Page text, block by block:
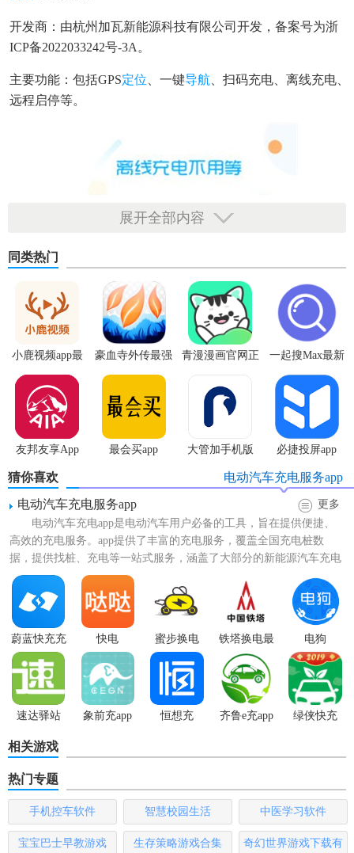
开发商：由杭州加瓦新能源科技有限公司开发，备案号为浙
ICP备2022033242号-3A。
主要功能：包括GPS定位 、一键导航 、扫码充电、离线充电、
远程启停等。
【恒想充软件技巧】
1. 精准定位：开启GPS定位功能，恒想充能准确显示附近的充
电站点及其实时状态，帮助用户快速找到可用的
充电桩。
2. 一键导航：选择目标充电站点后，使用一键导航功能，可
快速规划最佳路线，减少
寻找充电站的时间。
3. 多种支付方式：支持公司月结、个人能量币支付、在线卡
支付等多种支付方式，满足不同用户的支付需求。
1. 充电站点查询：用户可以通过地图查看附近的充电站点，
包括站点位置、距离、实时状态等信息。
2. 充电操作：支持扫码充电和直接输入桩编码充电两种方
式，同时提供离线充电功能，确保在无网络环境下也能进行
展开全部内容
同类热门
小鹿视频app最
新版
豪血寺外传最强
传说无限血版
青漫漫画官网正
一起搜Max最新
版
友邦友享App 最会买app 大管加手机版 必捷投屏app
猜你喜欢
电动汽车充电服务app
电动汽车充电服务app
更多
电动汽车充电app是电动汽车用户必备的工具，‌旨在提供便捷、‌
高效的充电服务。‌app提供了丰富的充电服务，‌覆盖全国充电桩数
据，‌提供找桩、‌充电等一站式服务，涵盖了大部分的新能源汽车充电
需求。‌用...
蔚蓝快充充
电
快电 蜜步换电
铁塔换电最
新版
电狗
速达驿站 象前充app 恒想充 齐鲁e充app 绿侠快充
相关游戏
热门专题
手机控车软件 智慧校园生活 中医学习软件
宝宝巴士早教游戏 生存策略游戏合集
奇幻世界游戏下载有